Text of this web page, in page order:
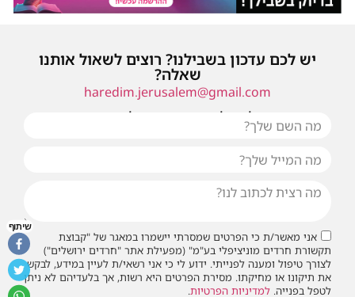
יש לכם עדכון בשבילנו? רוצים לשאול אותנו
שאלה?
haredim.jerusalem@gmail.com
או שילחו אלינו פנייה ונחזור אליכם בהקדם
אני מאשר/ת כי הפרטים שמסרתי יישמרו במאגר של "קבוצת
תקשורת חרדים מוניציפלי בע"מ" (מפעילת אתר "חרדים ירושלים")
לצורך טיפול ומענה לפנייתי. ידוע לי כי אני רשאי/ת לעיין במידע, לבקש
את תיקונו או מחיקתו. מסירת הפרטים היא רשות, אך בלעדיהם לא ניתן
לטפל בפנייה. למדיניות הפרטיות.
שיתוף